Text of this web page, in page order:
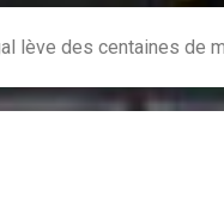
lève des centaines